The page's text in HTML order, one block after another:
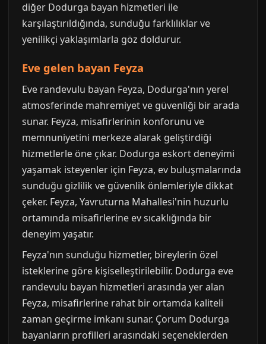
diğer Dodurga bayan hizmetleri ile
karşılaştırıldığında, sunduğu farklılıklar ve
yenilikçi yaklaşımlarla göz doldurur.
Eve gelen bayan Feyza
Eve randevulu bayan Feyza, Dodurga'nın yerel
atmosferinde mahremiyet ve güvenliği bir arada
sunar. Feyza, misafirlerinin konforunu ve
memnuniyetini merkeze alarak geliştirdiği
hizmetlerle öne çıkar. Dodurga eskort deneyimi
yaşamak isteyenler için Feyza, ev buluşmalarında
sunduğu gizlilik ve güvenlik önlemleriyle dikkat
çeker. Feyza, Yavruturna Mahallesi'nin huzurlu
ortamında misafirlerine ev sıcaklığında bir
deneyim yaşatır.
Feyza'nın sunduğu hizmetler, bireylerin özel
isteklerine göre kişiselleştirilebilir. Dodurga eve
randevulu bayan hizmetleri arasında yer alan
Feyza, misafirlerine rahat bir ortamda kaliteli
zaman geçirme imkanı sunar. Çorum Dodurga
bayanların profilleri arasındaki seçeneklerden